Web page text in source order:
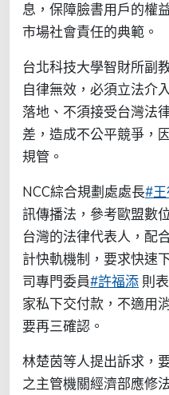
息，保障臉書用戶的權
市場社會責任的典範。
台北科技大學智財所副
自律無效，必須立法介
落地、不須接受台灣法
差，造成不公平競爭，
規管。
NCC綜合規劃處處長#
訊傳播法，參考歐盟數
台灣的法律代表人，配
計快軌機制，要求快速
司專門委員#許福添 則
家私下交付款，不適用
要再三確認。
林楚茵等人提出訴求，
之主管機關經濟部應修